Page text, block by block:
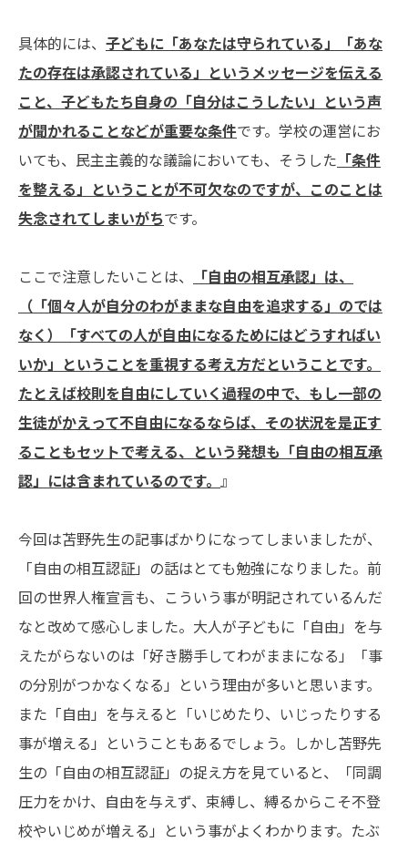
具体的には、 子どもに「あなたは守られている」「あな
たの存在は承認されている」というメッセージを伝える
こと、子どもたち自身の「自分はこうしたい」という声
が聞かれることなどが重要な条件です。学校の運営にお
いても、民主主義的な議論においても、そうした 「条件
を整える」ということが不可欠なのですが、このことは
失念されてしまいがちです。
ここで注意したいことは、
「自由の相互承認」は、
（「個々人が自分のわがままな自由を追求する」のでは
なく）「すべての人が自由になるためにはどうすればい
いか」ということを重視する考え方だということです。
たとえば校則を自由にしていく過程の中で、もし一部の
生徒がかえって不自由になるならば、その状況を是正す
ることもセットで考える、という発想も「自由の相互承
認」には含まれているのです。 』
今回は苫野先生の記事ばかりになってしまいましたが、
「自由の相互認証」の話はとても勉強になりました。前
回の世界人権宣言も、こういう事が明記されているんだ
なと改めて感心しました。大人が子どもに「自由」を与
えたがらないのは「好き勝手してわがままになる」「事
の分別がつかなくなる」という理由が多いと思います。
また「自由」を与えると「いじめたり、いじったりする
事が増える」ということもあるでしょう。しかし苫野先
生の「自由の相互認証」の捉え方を見ていると、「同調
圧力をかけ、自由を与えず、束縛し、縛るからこそ不登
校やいじめが増える」という事がよくわかります。たぶ